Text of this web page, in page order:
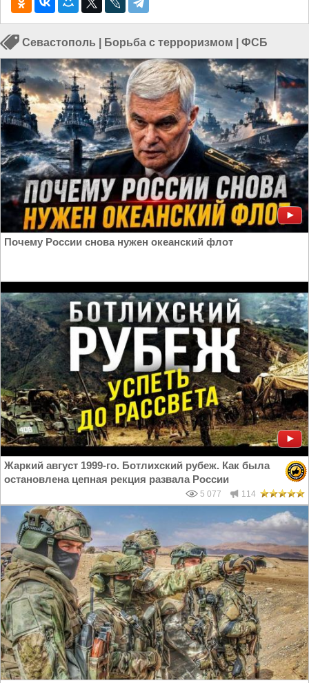
Севастополь Борьба с терроризмом ФСБ
Почему России снова нужен океанский флот
Жаркий август 1999-го. Ботлихский рубеж. Как была
остановлена цепная рекция развала России
5 077 114